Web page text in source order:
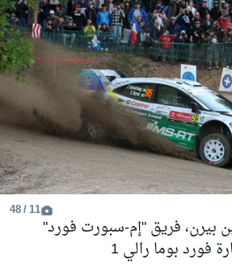
11 / 48
بيرن، فريق "إم-سبورت فورد"
فورد بوما رالي 1